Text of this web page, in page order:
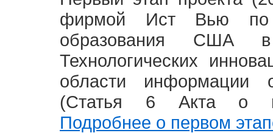
фирмой Ист Вью по
образования США
Технологических
области информации
(Статья 6 Акта о
Подробнее о первом